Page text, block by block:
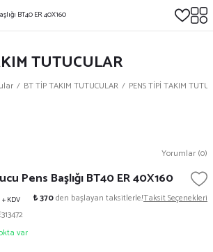
TUTUCULAR
BT TİP TAKIM TUTUCULAR PENS TİPİ TAKIM
Yorumlar (0)
Pens Başlığı BT40 ER 40X160
+ KDV ₺ 370den başlayan taksitlerle!Taksit Seçenekleri
var